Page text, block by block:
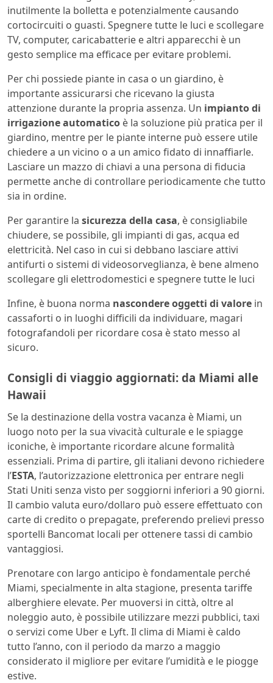
inutilmente la bolletta e potenzialmente causando
cortocircuiti o guasti. Spegnere tutte le luci e scollegare
TV, computer, caricabatterie e altri apparecchi è un
gesto semplice ma efficace per evitare problemi.
Per chi possiede piante in casa o un giardino, è
importante assicurarsi che ricevano la giusta
attenzione durante la propria assenza. Un impianto di
irrigazione automatico è la soluzione più pratica per il
giardino, mentre per le piante interne può essere utile
chiedere a un vicino o a un amico fidato di innaffiarle.
Lasciare un mazzo di chiavi a una persona di fiducia
permette anche di controllare periodicamente che tutto
sia in ordine.
Per garantire la sicurezza della casa, è consigliabile
chiudere, se possibile, gli impianti di gas, acqua ed
elettricità. Nel caso in cui si debbano lasciare attivi
antifurti o sistemi di videosorveglianza, è bene almeno
scollegare gli elettrodomestici e spegnere tutte le luci
Infine, è buona norma nascondere oggetti di valore in
cassaforti o in luoghi difficili da individuare, magari
fotografandoli per ricordare cosa è stato messo al
sicuro.
Consigli di viaggio aggiornati: da Miami alle
Hawaii
Se la destinazione della vostra vacanza è Miami, un
luogo noto per la sua vivacità culturale e le spiagge
iconiche, è importante ricordare alcune formalità
essenziali. Prima di partire, gli italiani devono richiedere
l’ESTA, l’autorizzazione elettronica per entrare negli
Stati Uniti senza visto per soggiorni inferiori a 90 giorni.
Il cambio valuta euro/dollaro può essere effettuato con
carte di credito o prepagate, preferendo prelievi presso
sportelli Bancomat locali per ottenere tassi di cambio
vantaggiosi.
Prenotare con largo anticipo è fondamentale perché
Miami, specialmente in alta stagione, presenta tariffe
alberghiere elevate. Per muoversi in città, oltre al
noleggio auto, è possibile utilizzare mezzi pubblici, taxi
o servizi come Uber e Lyft. Il clima di Miami è caldo
tutto l’anno, con il periodo da marzo a maggio
considerato il migliore per evitare l’umidità e le piogge
estive.